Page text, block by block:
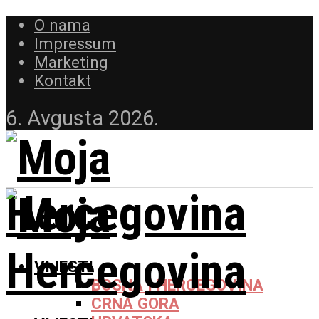
O nama
Impressum
Marketing
Kontakt
6. Avgusta 2026.
VIJESTI
BOSNA I HERCEGOVINA
CRNA GORA